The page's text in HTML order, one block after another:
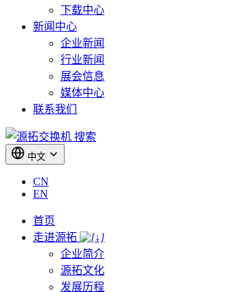
下载中心
新闻中心
企业新闻
行业新闻
展会信息
媒体中心
联系我们
搜索
中文
CN
EN
首页
走进源拓
企业简介
源拓文化
发展历程